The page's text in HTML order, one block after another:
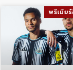
พรีเมีย